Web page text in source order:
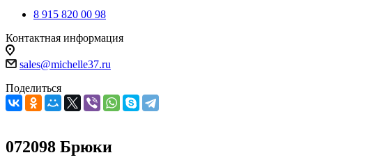
8 915 820 00 98
Контактная информация
sales@michelle37.ru
Поделиться
072098 Брюки